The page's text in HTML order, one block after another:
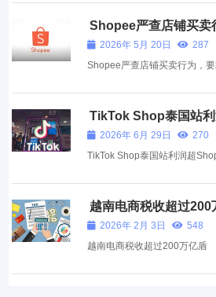
Shopee严查店铺买卖
实资质
2026年 5月 20日
287
Shopee严查店铺买卖行为，
TikTok Shop泰国站利
Lazada
2026年 6月 29日
270
TikTok Shop泰国站利润超
越南电商税收超过200
2026年 2月 3日
548
越南电商税收超过200万亿盾